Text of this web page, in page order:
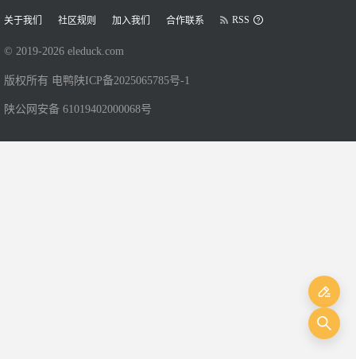
关于我们 社区规则 加入我们 合作联系 RSS
© 2019-2026 eleduck.com
版权所有 电鸭 陕ICP备2025065785号-1
陕公网安备 61019402000068号